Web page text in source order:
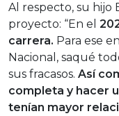
Al respecto, su hijo
proyecto: “En el
carrera. Para ese
Nacional, saqué
sus fracasos. Así
completa y hacer
tenían mayor